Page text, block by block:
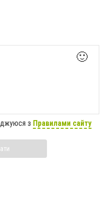
🙂
з Правилами сайту